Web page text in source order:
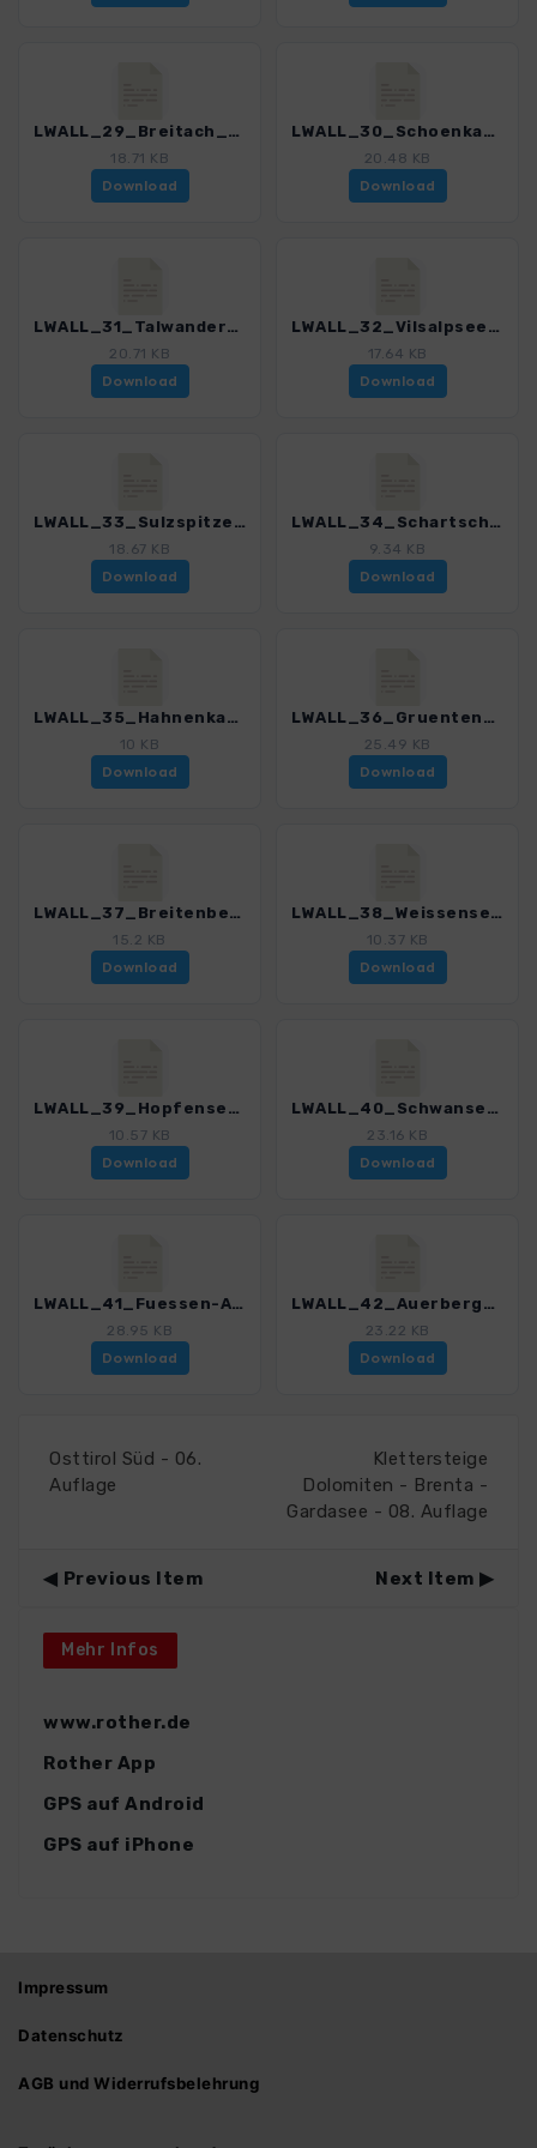
LWALL_29_Breitach_3088_5.gpx
18.71 KB
Download
LWALL_30_Schoenkahler_3088_5.gpx
20.48 KB
Download
LWALL_31_Talwanderung_3088_5.gpx
20.71 KB
Download
LWALL_32_Vilsalpsee_3088_5.gpx
17.64 KB
Download
LWALL_33_Sulzspitze_3088_5.gpx
18.67 KB
Download
LWALL_34_Schartschrofen_3088_5.gpx
9.34 KB
Download
LWALL_35_Hahnenkamm_3088_5.gpx
10 KB
Download
LWALL_36_Gruentensee_3088_5.gpx
25.49 KB
Download
LWALL_37_Breitenberg_3088_5.gpx
15.2 KB
Download
LWALL_38_Weissensee_3088_5.gpx
10.37 KB
Download
LWALL_39_Hopfensee_3088_5.gpx
10.57 KB
Download
LWALL_40_Schwansee-Alpsee_3088_5.gpx
23.16 KB
Download
LWALL_41_Fuessen-Alatsee_3088_5.gpx
28.95 KB
Download
LWALL_42_Auerberg_3088_5.gpx
23.22 KB
Download
Osttirol Süd - 06.
Auflage
Klettersteige
Dolomiten - Brenta -
Gardasee - 08. Auflage
Previous Item Next Item
Mehr Infos
www.rother.de
Rother App
GPS auf Android
GPS auf iPhone
Impressum
Datenschutz
AGB und Widerrufsbelehrung